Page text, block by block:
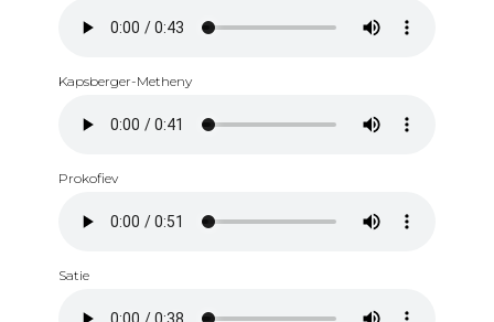
Kapsberger-Metheny
Prokofiev
Satie